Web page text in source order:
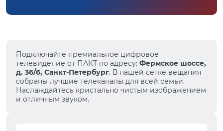
Подключайте премиальное цифровое
телевидение от ПАКТ по адресу: Фермское шоссе,
д. 36/6, Санкт-Петербург. В нашей сетке вещания
собраны лучшие телеканалы для всей семьи.
Наслаждайтесь кристально чистым изображением
и отличным звуком.